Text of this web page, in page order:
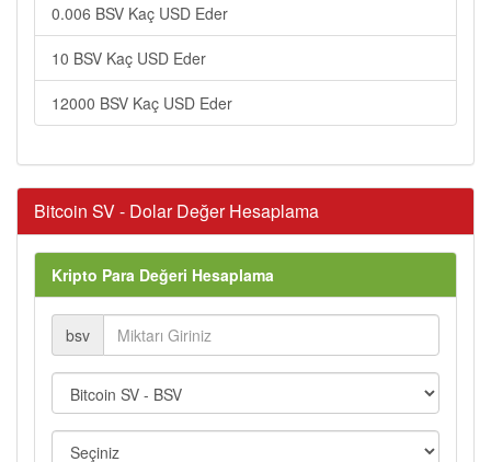
0.006 BSV Kaç USD Eder
10 BSV Kaç USD Eder
12000 BSV Kaç USD Eder
Bitcoin SV - Dolar Değer Hesaplama
Kripto Para Değeri Hesaplama
bsv